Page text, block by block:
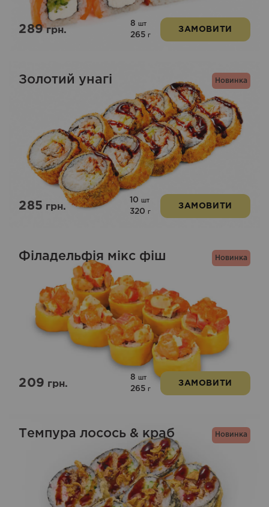
289грн.
8 шт
265 г
ЗАМОВИТИ
Новинка
Золотий унагі
285грн.
10 шт
320 г
ЗАМОВИТИ
Новинка
Філадельфія мікс фіш
209грн.
8 шт
265 г
ЗАМОВИТИ
Новинка
Темпура лосось & краб